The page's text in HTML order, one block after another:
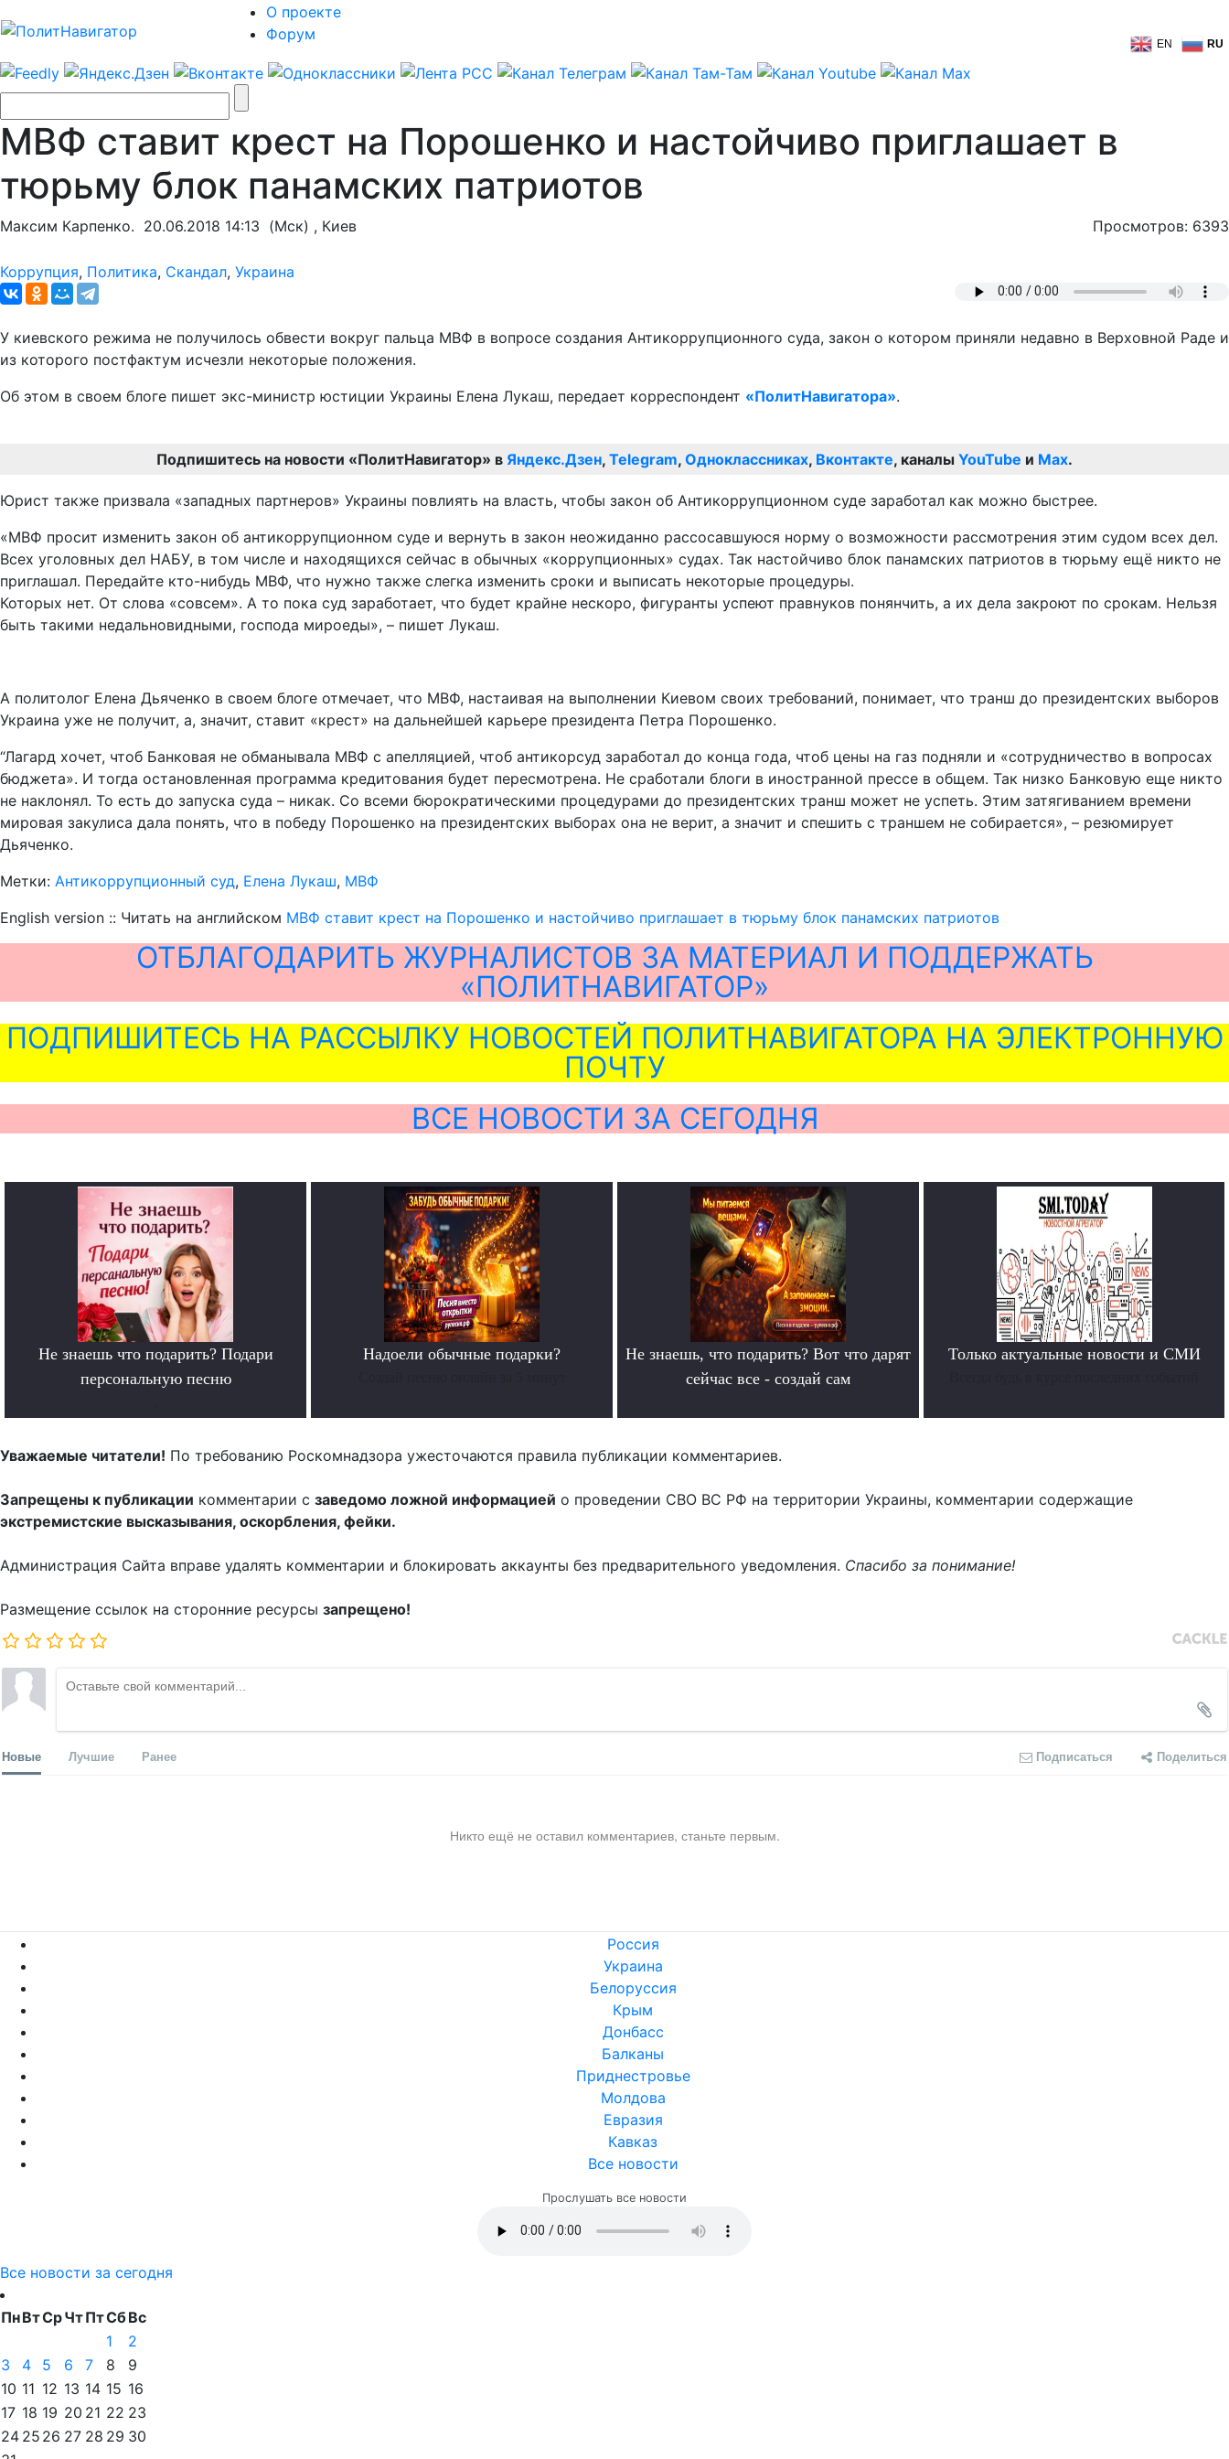
О проекте
Форум
EN RU
МВФ ставит крест на Порошенко и настойчиво приглашает в
тюрьму блок панамских патриотов
Максим Карпенко. 20.06.2018 14:13 (Мск) , Киев Просмотров: 6393
Коррупция, Политика, Скандал, Украина
У киевского режима не получилось обвести вокруг пальца МВФ в вопросе создания Антикоррупционного суда, закон о котором приняли недавно в Верховной Раде и
из которого постфактум исчезли некоторые положения.
Об этом в своем блоге пишет экс-министр юстиции Украины Елена Лукаш, передает корреспондент «ПолитНавигатора».
Подпишитесь на новости «ПолитНавигатор» в Яндекс.Дзен, Telegram, Одноклассниках, Вконтакте, каналы YouTube и Max.
Юрист также призвала «западных партнеров» Украины повлиять на власть, чтобы закон об Антикоррупционном суде заработал как можно быстрее.
«МВФ просит изменить закон об антикоррупционном суде и вернуть в закон неожиданно рассосавшуюся норму о возможности рассмотрения этим судом всех дел.
Всех уголовных дел НАБУ, в том числе и находящихся сейчас в обычных «коррупционных» судах. Так настойчиво блок панамских патриотов в тюрьму ещё никто не
приглашал. Передайте кто-нибудь МВФ, что нужно также слегка изменить сроки и выписать некоторые процедуры.
Которых нет. От слова «совсем». А то пока суд заработает, что будет крайне нескоро, фигуранты успеют правнуков понянчить, а их дела закроют по срокам. Нельзя
быть такими недальновидными, господа мироеды», – пишет Лукаш.
А политолог Елена Дьяченко в своем блоге отмечает, что МВФ, настаивая на выполнении Киевом своих требований, понимает, что транш до президентских выборов
Украина уже не получит, а, значит, ставит «крест» на дальнейшей карьере президента Петра Порошенко.
“Лагард хочет, чтоб Банковая не обманывала МВФ с апелляцией, чтоб антикорсуд заработал до конца года, чтоб цены на газ подняли и «сотрудничество в вопросах
бюджета». И тогда остановленная программа кредитования будет пересмотрена. Не сработали блоги в иностранной прессе в общем. Так низко Банковую еще никто
не наклонял. То есть до запуска суда – никак. Со всеми бюрократическими процедурами до президентских транш может не успеть. Этим затягиванием времени
мировая закулиса дала понять, что в победу Порошенко на президентских выборах она не верит, а значит и спешить с траншем не собирается», – резюмирует
Дьяченко.
Метки: Антикоррупционный суд, Елена Лукаш, МВФ
English version :: Читать на английском МВФ ставит крест на Порошенко и настойчиво приглашает в тюрьму блок панамских патриотов
ОТБЛАГОДАРИТЬ ЖУРНАЛИСТОВ ЗА МАТЕРИАЛ И ПОДДЕРЖАТЬ
«ПОЛИТНАВИГАТОР»
ПОДПИШИТЕСЬ НА РАССЫЛКУ НОВОСТЕЙ ПОЛИТНАВИГАТОРА НА ЭЛЕКТРОННУЮ
ПОЧТУ
ВСЕ НОВОСТИ ЗА СЕГОДНЯ
Не знаешь что подарить? Подари
персональную песню
Надоели обычные подарки?
Не знаешь, что подарить? Вот что дарят
сейчас все - создай сам
Только актуальные новости и СМИ
Уважаемые читатели! По требованию Роскомнадзора ужесточаются правила публикации комментариев.
Запрещены к публикации комментарии с заведомо ложной информацией о проведении СВО ВС РФ на территории Украины, комментарии содержащие
экстремистские высказывания, оскорбления, фейки.
Администрация Сайта вправе удалять комментарии и блокировать аккаунты без предварительного уведомления. Спасибо за понимание!
Размещение ссылок на сторонние ресурсы запрещено!
Новые Лучшие Ранее Подписаться Поделиться
Никто ещё не оставил комментариев, станьте первым.
Россия
Украина
Белоруссия
Крым
Донбасс
Балканы
Приднестровье
Молдова
Евразия
Кавказ
Все новости
Прослушать все новости
Все новости за сегодня
ПнВтСрЧтПтСбВс
1
2
3
4 5 6 7 8
9
10 11 12 13 14 15 16
17 18 19 20 21 22 23
24 25 26 27 28 29 30